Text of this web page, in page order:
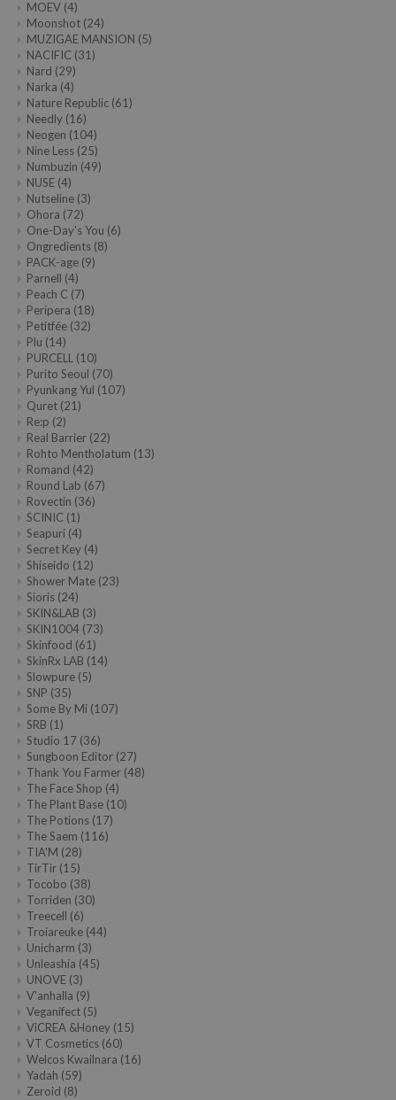
MOEV (4)
Moonshot (24)
MUZIGAE MANSION (5)
NACIFIC (31)
Nard (29)
Narka (4)
Nature Republic (61)
Needly (16)
Neogen (104)
Nine Less (25)
Numbuzin (49)
NUSE (4)
Nutseline (3)
Ohora (72)
One-Day's You (6)
Ongredients (8)
PACK-age (9)
Parnell (4)
Peach C (7)
Peripera (18)
Petitfée (32)
Plu (14)
PURCELL (10)
Purito Seoul (70)
Pyunkang Yul (107)
Quret (21)
Re:p (2)
Real Barrier (22)
Rohto Mentholatum (13)
Romand (42)
Round Lab (67)
Rovectin (36)
SCINIC (1)
Seapuri (4)
Secret Key (4)
Shiseido (12)
Shower Mate (23)
Sioris (24)
SKIN&LAB (3)
SKIN1004 (73)
Skinfood (61)
SkinRx LAB (14)
Slowpure (5)
SNP (35)
Some By Mi (107)
SRB (1)
Studio 17 (36)
Sungboon Editor (27)
Thank You Farmer (48)
The Face Shop (4)
The Plant Base (10)
The Potions (17)
The Saem (116)
TIA'M (28)
TirTir (15)
Tocobo (38)
Torriden (30)
Treecell (6)
Troiareuke (44)
Unicharm (3)
Unleashia (45)
UNOVE (3)
V'anhalla (9)
Veganifect (5)
ViCREA &Honey (15)
VT Cosmetics (60)
Welcos Kwailnara (16)
Yadah (59)
Zeroid (8)